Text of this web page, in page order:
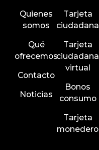
Quienes
somos
Qué
ofrecemos
Contacto
Noticias
Tarjeta
ciudadana
Tarjeta
ciudadana
virtual
Bonos
consumo
Tarjeta
monedero